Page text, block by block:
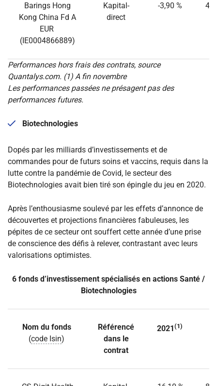
Barings Hong
Kong China Fd A
EUR
(IE0004866889)
Kapital-
direct
-3,90 %
Performances hors frais des contrats, source
Quantalys.com. (1) A fin novembre
Les performances passées ne présagent pas des
performances futures.
Biotechnologies
Dopés par les milliards d’investissements et de
commandes pour de futurs soins et vaccins, requis dans la
lutte contre la pandémie de Covid, le secteur des
Biotechnologies avait bien tiré son épingle du jeu en 2020.
Après l’enthousiasme soulevé par les effets d’annonce de
découvertes et projections financières fabuleuses, les
pépites de ce secteur ont souffert cette année d’une prise
de conscience des défis à relever, contrastant avec leurs
valorisations optimistes.
6 fonds d’investissement spécialisés en actions Santé /
Biotechnologies
Nom du fonds
(code Isin)
Référencé
dans le
contrat
2021(1)